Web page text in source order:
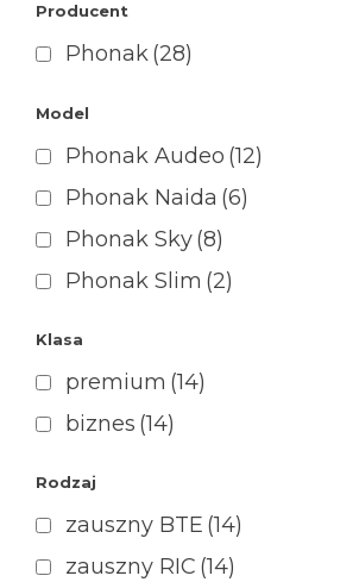
Producent
Phonak(28)
Model
Phonak Audeo (12)
Phonak Naida (6)
Phonak Sky(8)
Phonak Slim (2)
Klasa
premium (14)
biznes (14)
Rodzaj
zauszny BTE (14)
zauszny RIC (14)